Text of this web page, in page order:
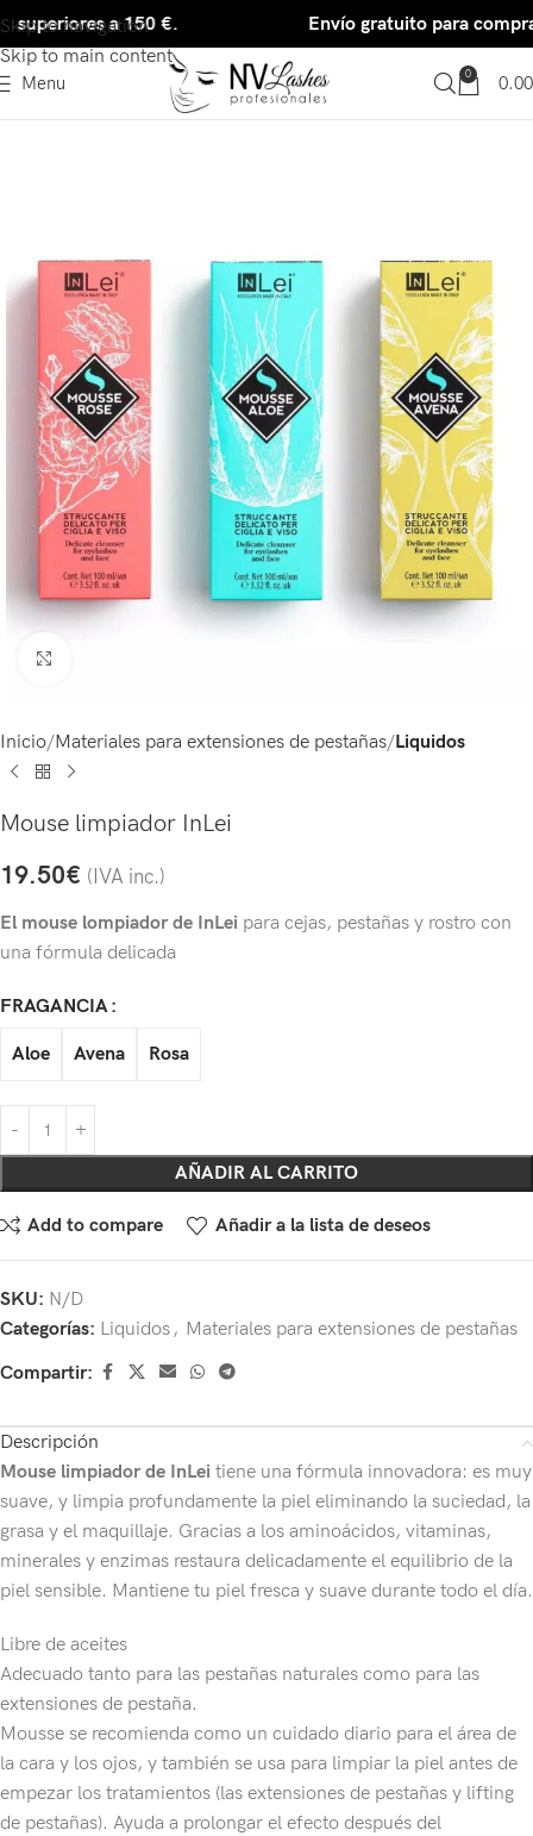
Skip to navigation
Skip to main content
superiores a 150 €. Envío gratuito para
Menu 0 0.00
Inicio Materiales para extensiones de pestañas Liquidos
Mouse limpiador InLei
19.50€ (IVA inc.)
El mouse lompiador de InLei para cejas, pestañas y rostro con
una fórmula delicada
FRAGANCIA
Aloe Avena Rosa
AÑADIR AL CARRITO
Add to compare Añadir a la lista de deseos
SKU: N/D
Categorías: Liquidos, Materiales para extensiones de pestañas
Compartir:
Descripción
Mouse limpiador de InLei tiene una fórmula innovadora: es muy
suave, y limpia profundamente la piel eliminando la suciedad, la
grasa y el maquillaje. Gracias a los aminoácidos, vitaminas,
minerales y enzimas restaura delicadamente el equilibrio de la
piel sensible. Mantiene tu piel fresca y suave durante todo el día.
Libre de aceites
Adecuado tanto para las pestañas naturales como para las
extensiones de pestaña.
Mousse se recomienda como un cuidado diario para el área de
la cara y los ojos, y también se usa para limpiar la piel antes de
empezar los tratamientos (las extensiones de pestañas y lifting
de pestañas). Ayuda a prolongar el efecto después del